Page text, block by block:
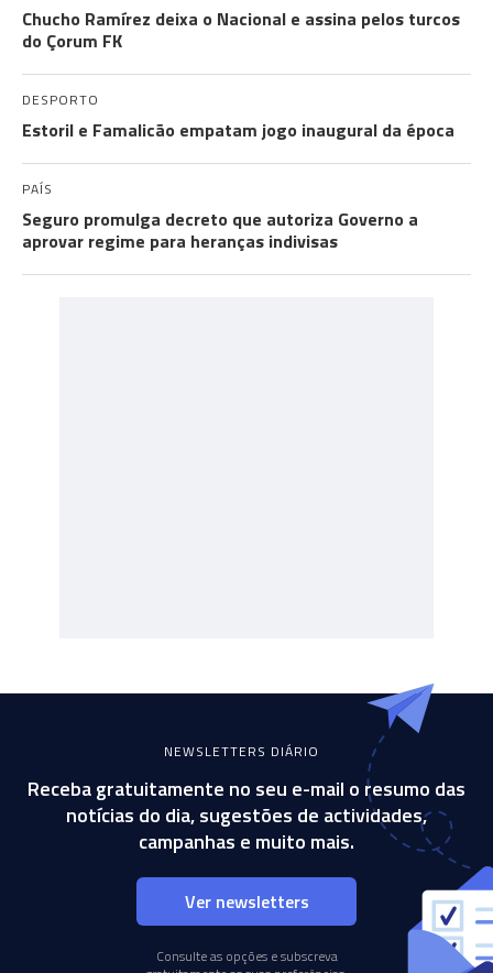
Chucho Ramírez deixa o Nacional e assina pelos turcos
do Çorum FK
DESPORTO
Estoril e Famalicão empatam jogo inaugural da época
PAÍS
Seguro promulga decreto que autoriza Governo a
aprovar regime para heranças indivisas
NEWSLETTERS DIÁRIO
Receba gratuitamente no seu e-mail o resumo das
notícias do dia, sugestões de actividades,
campanhas e muito mais.
Ver newsletters
Consulte as opções e subscreva